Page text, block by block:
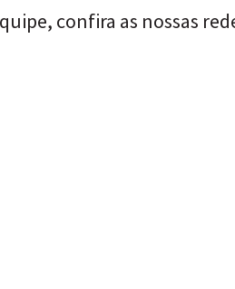
confira as nossas